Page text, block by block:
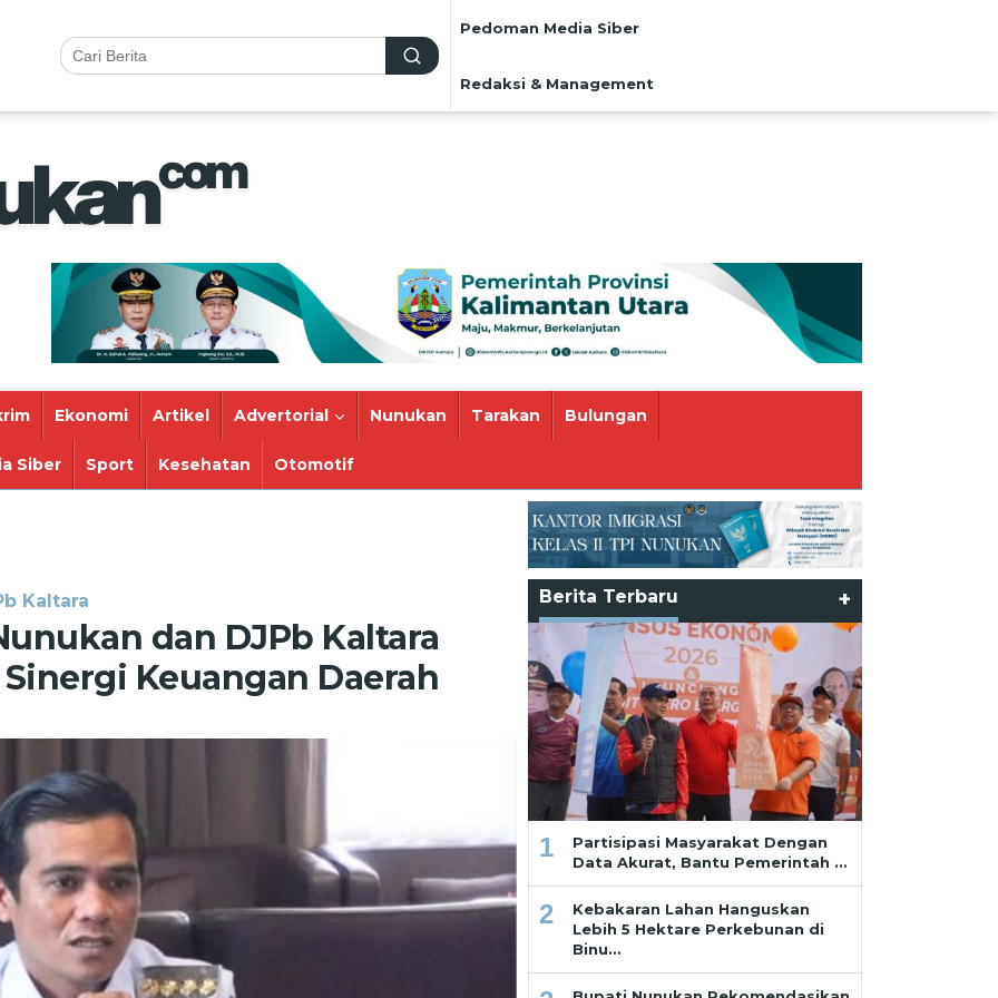
Pedoman Media Siber
Redaksi & Management
Ekonomi Artikel Advertorial Nunukan Tarakan Bulungan
Siber Sport Kesehatan Otomotif
Kaltara
dan DJPb Kaltara
Keuangan Daerah
Berita Terbaru +
1
Partisipasi Masyarakat Dengan
Data Akurat, Bantu Pemerintah …
2
Kebakaran Lahan Hanguskan
Lebih 5 Hektare Perkebunan di
Binu…